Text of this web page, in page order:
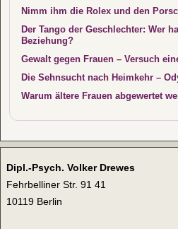
Nimm ihm die Rolex und den
Der Tango der Geschlechter: Wer
Beziehung?
Gewalt gegen Frauen – Versuch
Die Sehnsucht nach Heimkehr –
Warum ältere Frauen abgewertet
Dipl.-Psych. Volker Drewes
Fehrbelliner Str. 91 41
10119 Berlin